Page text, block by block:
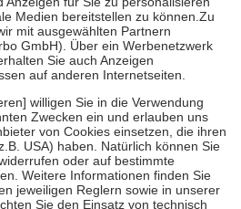
Krankenpflege beträgt die
Kosten sowie zehn Euro je
für ihre eigene Gesundheit zu
der Familie zu unterstützen,
bei:
bis zum vollendeten 18. Lebensjahr
und Früherkennung, die von der